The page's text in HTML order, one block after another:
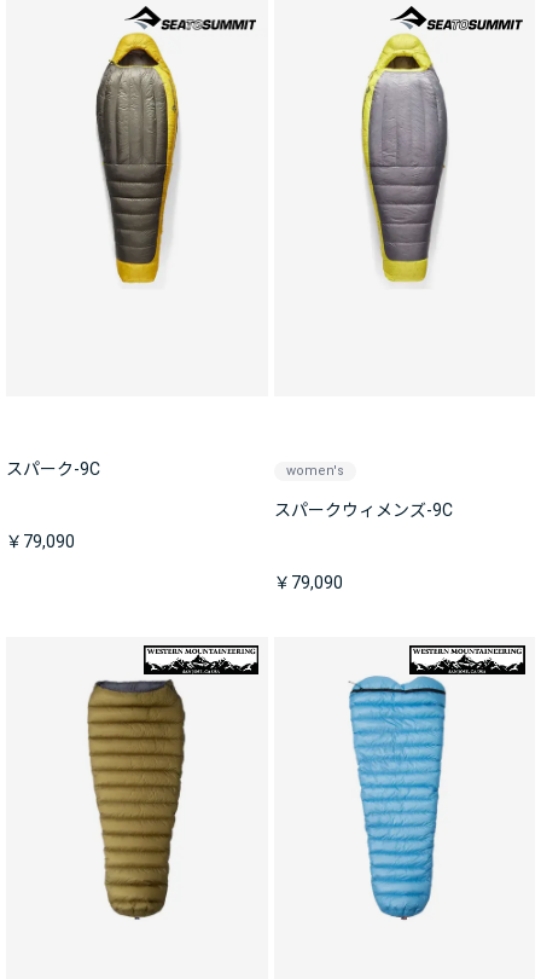
スパーク-9C
￥79,090
women's
スパークウィメンズ-9C
￥79,090